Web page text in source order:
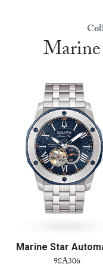
Marine Star
98A306